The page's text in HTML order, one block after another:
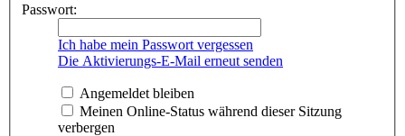
Passwort:
Ich habe mein Passwort vergessen
Die Aktivierungs-E-Mail erneut senden
Angemeldet bleiben
Meinen Online-Status während dieser Sitzung
verbergen